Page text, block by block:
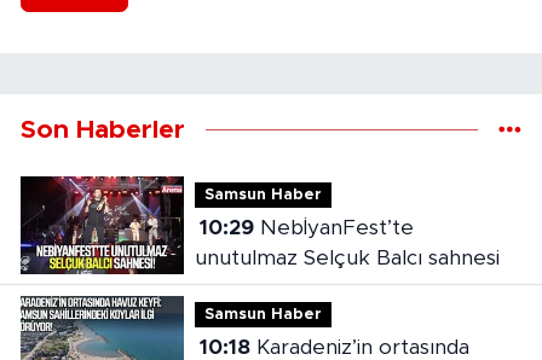
Son Haberler
Samsun Haber
10:29NebİyanFest’te
unutulmaz Selçuk Balcı sahnesi
Samsun Haber
10:18Karadeniz’in ortasında